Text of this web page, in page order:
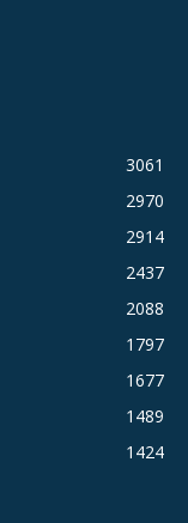
3061
2970
2914
2437
2088
1797
1677
1489
1424